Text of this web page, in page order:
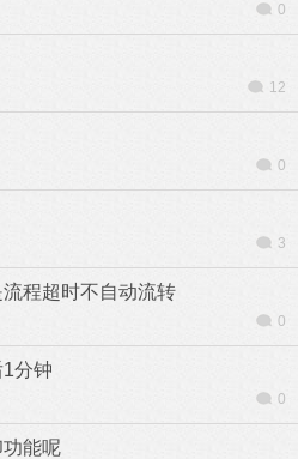
0
12
0
3
程超时不自动流转
0
分钟
0
能呢